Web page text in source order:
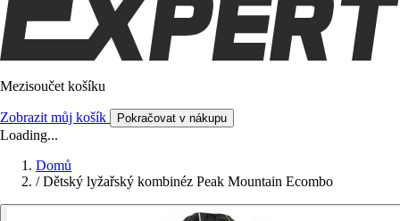
Mezisoučet košíku
Zobrazit můj košík Pokračovat v nákupu
Loading...
Domů
/ Dětský lyžařský kombinéz Peak Mountain Ecombo